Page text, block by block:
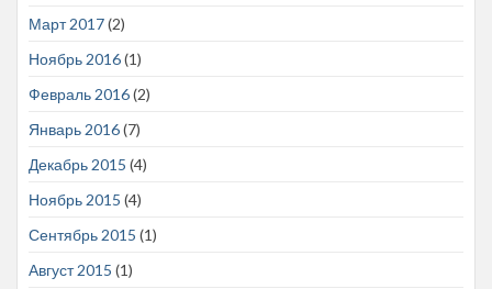
Март 2017(2)
Ноябрь 2016(1)
Февраль 2016(2)
Январь 2016(7)
Декабрь 2015 (4)
Ноябрь 2015 (4)
Сентябрь 2015 (1)
Август 2015 (1)